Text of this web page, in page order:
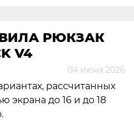
РЮКЗАК
V4
04 июня 2026
рассчитанных
экрана до 16 и до 18